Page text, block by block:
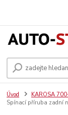
Úvod KAROSA
Spínací příruba zadní